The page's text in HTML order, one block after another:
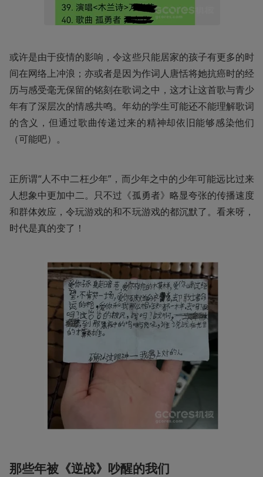
或许是由于疫情的影响，令这些只能居家的孩子有更多的时
间在网络上冲浪；亦或者是因为作词人唐恬将她抗癌时的经
历与感受毫无保留的铭刻在歌词之中，这才让这首歌与青少
年有了深层次的情感共鸣。年幼的学生可能还不能理解歌词
的含义，但通过歌曲传递过来的精神却依旧能够感染他们
（可能吧）。
正所谓“人不中二枉少年”，而少年之中的少年可能远比过来
人想象中更加中二。只不过《孤勇者》略显夸张的传播速度
和群体效应，令玩游戏的和不玩游戏的都沉默了。看来呀，
时代是真的变了！
那些年被《逆战》吵醒的我们